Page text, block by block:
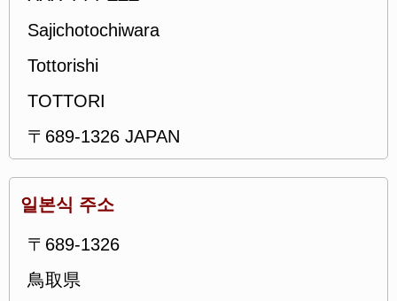
Sajichotochiwara
Tottorishi
TOTTORI
〒689-1326 JAPAN
일본식 주소
〒689-1326
鳥取県